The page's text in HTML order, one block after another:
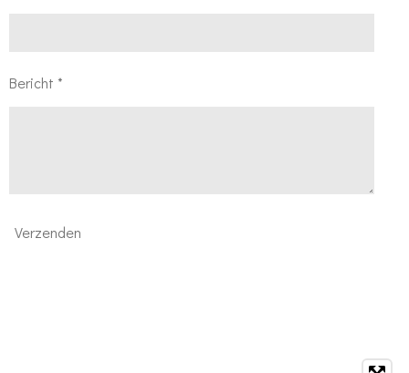
Bericht *
Verzenden